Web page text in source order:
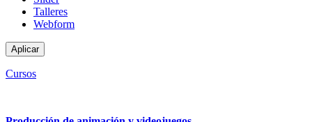
Talleres
Webform
Cursos